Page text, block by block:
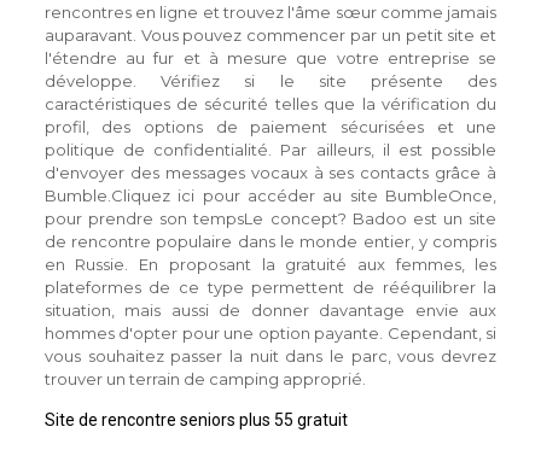
rencontres en ligne et trouvez l'âme sœur comme jamais
auparavant. Vous pouvez commencer par un petit site et
l'étendre au fur et à mesure que votre entreprise se
développe. Vérifiez si le site présente des
caractéristiques de sécurité telles que la vérification du
profil, des options de paiement sécurisées et une
politique de confidentialité. Par ailleurs, il est possible
d'envoyer des messages vocaux à ses contacts grâce à
Bumble.Cliquez ici pour accéder au site BumbleOnce,
pour prendre son tempsLe concept? Badoo est un site
de rencontre populaire dans le monde entier, y compris
en Russie. En proposant la gratuité aux femmes, les
plateformes de ce type permettent de rééquilibrer la
situation, mais aussi de donner davantage envie aux
hommes d'opter pour une option payante. Cependant, si
vous souhaitez passer la nuit dans le parc, vous devrez
trouver un terrain de camping approprié.
Site de rencontre seniors plus 55 gratuit